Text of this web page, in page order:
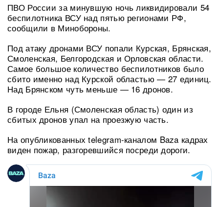
ПВО России за минувшую ночь ликвидировали 54
беспилотника ВСУ над пятью регионами РФ,
сообщили в Минобороны.
Под атаку дронами ВСУ попали Курская, Брянская,
Смоленская, Белгородская и Орловская области.
Самое большое количество беспилотников было
сбито именно над Курской областью — 27 единиц.
Над Брянском чуть меньше — 16 дронов.
В городе Ельня (Смоленская область) один из
сбитых дронов упал на проезжую часть.
На опубликованных telegram-каналом Baza кадрах
виден пожар, разгоревшийся посреди дороги.